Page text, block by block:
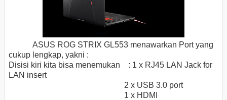
ASUS ROG STRIX GL553 menawarkan Port yang
cukup lengkap, yakni :
Disisi kiri kita bisa menemukan : 1 x RJ45 LAN Jack for
LAN insert
2 x USB 3.0 port
1 x HDMI